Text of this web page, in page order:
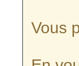
Vous